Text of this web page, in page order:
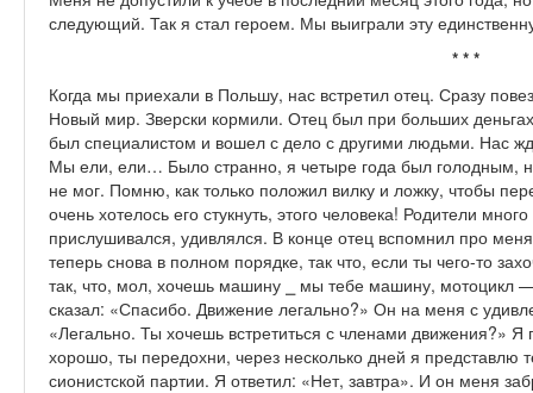
следующий. Так я стал героем. Мы выиграли эту
* * *
Когда мы приехали в Польшу, нас встретил отец. Сразу
Новый мир. Зверски кормили. Отец был при больших
был специалистом и вошел с дело с другими людьми. Нас
Мы ели, ели… Было странно, я четыре года был голодным,
не мог. Помню, как только положил вилку и ложку, чтобы
очень хотелось его стукнуть, этого человека! Родители
прислушивался, удивлялся. В конце отец вспомнил про
теперь снова в полном порядке, так что, если ты чего-то
так, что, мол, хочешь машину ⎯ мы тебе машину, мотоцикл
сказал: «Спасибо. Движение легально?» Он на меня с
«Легально. Ты хочешь встретиться с членами движения?»
хорошо, ты передохни, через несколько дней я
сионистской партии. Я ответил: «Нет, завтра». И он меня